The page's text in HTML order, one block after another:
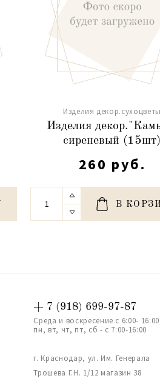
Изделия декор.сухоцветы
Изделия
сиреневый (15шт)
260 руб.
В
+ 7 (918) 699-97-87
Среда и воскресение с 6:00-
пн, вт, чт, пт, сб - с 7:00-16:00
г. Краснодар, ул. Им. Генерала
Трошева Г.Н. 1/12 магазин 38